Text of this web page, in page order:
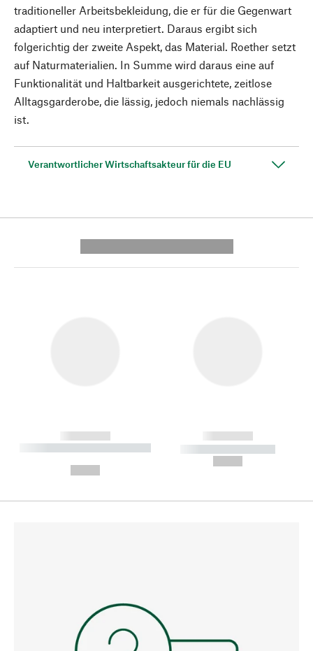
traditioneller Arbeitsbekleidung, die er für die Gegenwart
adaptiert und neu interpretiert. Daraus ergibt sich
folgerichtig der zweite Aspekt, das Material. Roether setzt
auf Naturmaterialien. In Summe wird daraus eine auf
Funktionalität und Haltbarkeit ausgerichtete, zeitlose
Alltagsgarderobe, die lässig, jedoch niemals nachlässig
ist.
Verantwortlicher Wirtschaftsakteur für die EU
------------
----------- ----------- --------
------------
----------- -----------